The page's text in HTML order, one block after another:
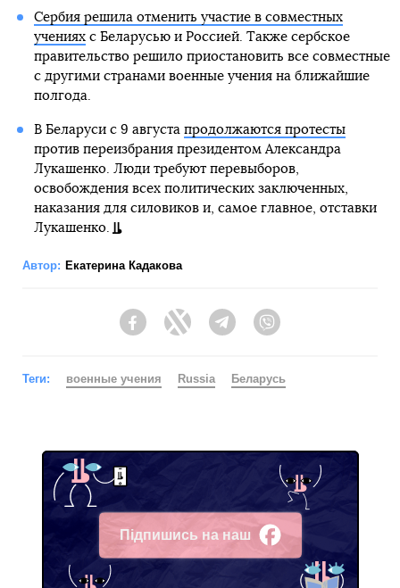
Сербия решила отменить участие в совместных
ученияхс Беларусью и Россией. Также сербское
правительство решило приостановить все совместные
с другими странами военные учения на ближайшие
полгода.
В Беларуси с 9 августа продолжаются протесты
против переизбрания президентом Александра
Лукашенко. Люди требуют перевыборов,
освобождения всех политических заключенных,
наказания для силовиков и, самое главное, отставки
Лукашенко.
Автор: Екатерина Кадакова
FacebookTwitter Telegram
Теги: военные учения Russia Беларусь
Підпишись на наш
Facebook